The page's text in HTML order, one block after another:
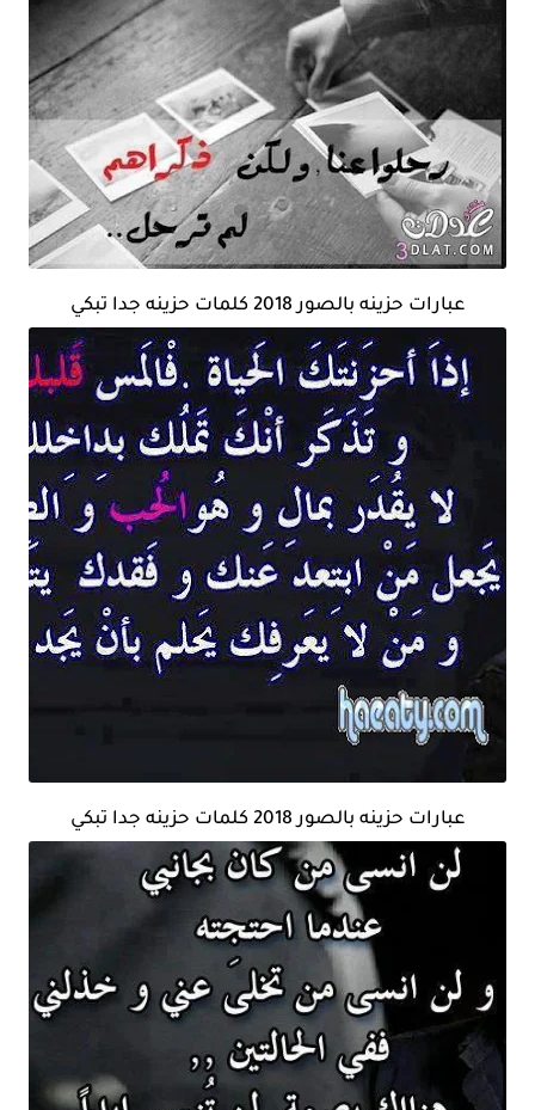
عبارات حزينه بالصور 2018 كلمات حزينه جدا تبكي
عبارات حزينه بالصور 2018 كلمات حزينه جدا تبكي